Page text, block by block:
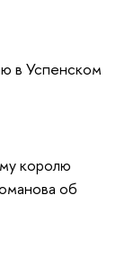
в Успенском
королю
об